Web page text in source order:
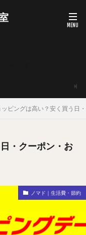
ッピングは高い？安く買う日
・クーポン・お
ノマド｜生活費・節約